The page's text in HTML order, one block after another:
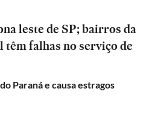
leste de SP; bairros da
têm falhas no serviço de
Paraná e causa estragos